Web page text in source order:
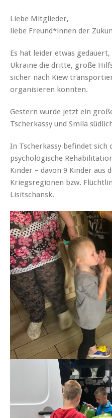
Liebe Mitglieder,
liebe Freund*innen der
Es hat leider etwas
Ukraine die dritte, große
sicher nach Kiew
organisieren konnten.
Gestern wurde jetzt ein
Tscherkassy und Smila
In Tscherkassy befindet sich
psychologische
Kinder – davon 9 Kinder aus
Kriegsregionen bzw.
Lisitschansk.